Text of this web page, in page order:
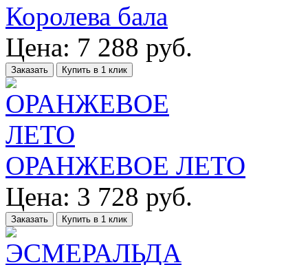
Королева бала
Цена: 7 288 руб.
Заказать Купить в 1 клик
ОРАНЖЕВОЕ ЛЕТО
Цена: 3 728 руб.
Заказать Купить в 1 клик